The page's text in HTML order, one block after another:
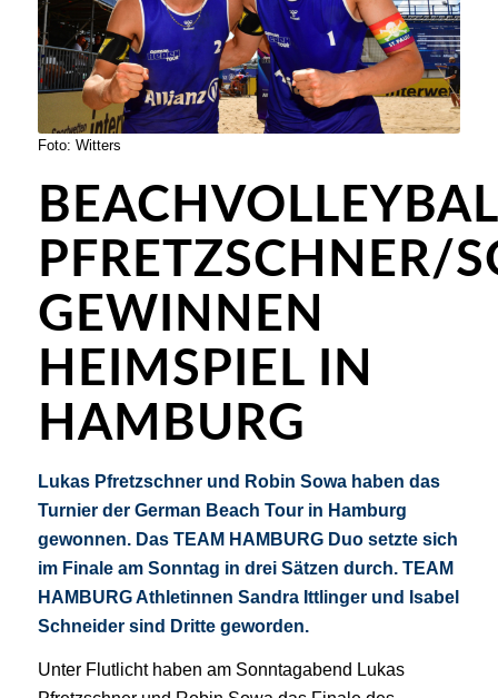
Foto: Witters
PFRETZSCHNER/
GEWINNEN
HEIMSPIEL IN
HAMBURG
Lukas Pfretzschner und Robin Sowa haben das
Turnier der German Beach Tour in Hamburg
gewonnen. Das TEAM HAMBURG Duo setzte sich
im Finale am Sonntag in drei Sätzen durch. TEAM
HAMBURG Athletinnen Sandra Ittlinger und Isabel
Schneider sind Dritte geworden.
Unter Flutlicht haben am Sonntagabend Lukas